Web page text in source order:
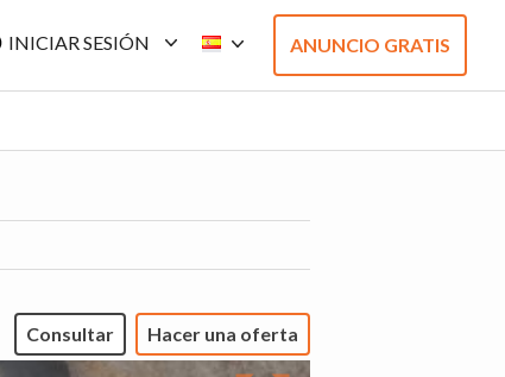
INICIAR SESIÓN ANUNCIO GRATIS
Consultar Hacer una oferta